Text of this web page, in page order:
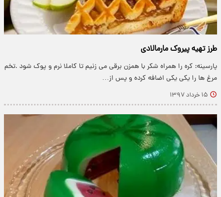
طرز تهیه پیروک مارمالادی
پارسینه: کره را همراه شکر با همزن برقی می زنیم تا کاملا نرم و پوک شود .تخم
مرغ ها را یکی یکی اضافه کرده و پس از…
۱۵ خرداد ۱۳۹۷